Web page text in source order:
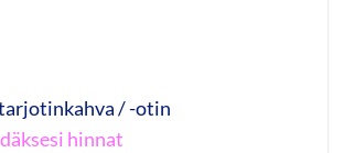
/ -otin
hinnat